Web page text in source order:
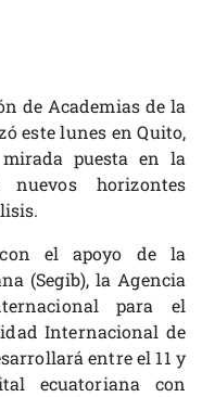
de Academias de la
este lunes en Quito,
puesta en la
horizontes
el apoyo de la
(Segib), la Agencia
para el
Internacional de
entre el 11 y
ecuatoriana con